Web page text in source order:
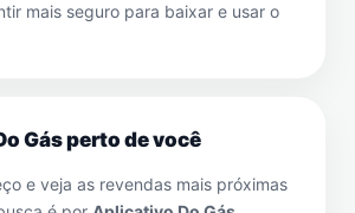
mais seguro para baixar e usar o
Gás perto de você
e veja as revendas mais próximas